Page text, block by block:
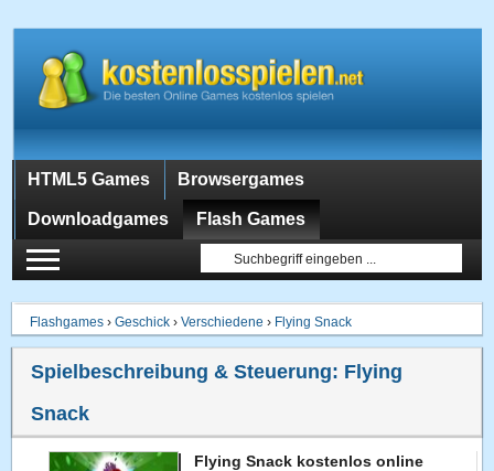
HTML5 Games Browsergames
Downloadgames Flash Games
Flashgames ›Geschick ›Verschiedene › Flying Snack
Spielbeschreibung & Steuerung: Flying
Snack
Flying Snack kostenlos online